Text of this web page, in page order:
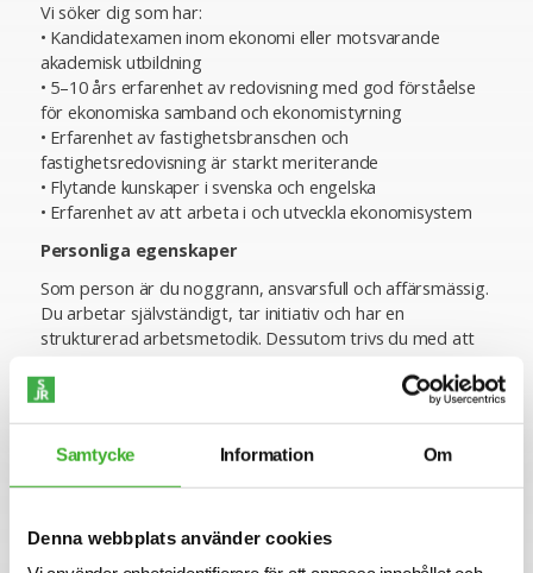
Samtycke Information Om
Denna webbplats använder cookies
Vi söker dig som har:
• Kandidatexamen inom ekonomi eller motsvarande
akademisk utbildning
• 5–10 års erfarenhet av redovisning med god förståelse
för ekonomiska samband och ekonomistyrning
• Erfarenhet av fastighetsbranschen och
fastighetsredovisning är starkt meriterande
• Flytande kunskaper i svenska och engelska
• Erfarenhet av att arbeta i och utveckla ekonomisystem
Personliga egenskaper
Som person är du noggrann, ansvarsfull och affärsmässig.
Du arbetar självständigt, tar initiativ och har en
strukturerad arbetsmetodik. Dessutom trivs du med att
Vill du bli en del av ett dynamiskt fastighetsbolag och
bidra till dess fortsatta tillväxt? Skicka in din ansökan
redan idag!
Ansökan
kontakta Malin Lindqvist. Vi intervjuar löpande och